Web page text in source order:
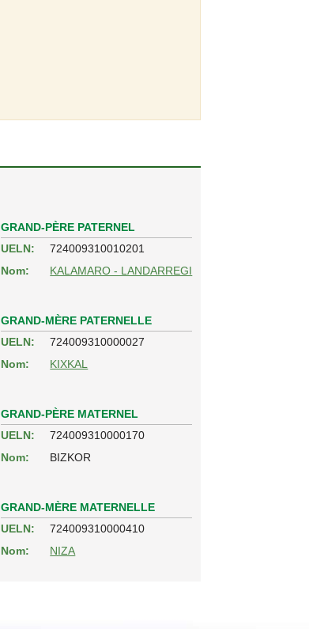
GRAND-PÈRE PATERNEL
UELN:
724009310010201
Nom:
KALAMARO - LANDARREGI
GRAND-MÈRE PATERNELLE
UELN:
724009310000027
Nom:
KIXKAL
GRAND-PÈRE MATERNEL
UELN:
724009310000170
Nom:
BIZKOR
GRAND-MÈRE MATERNELLE
UELN:
724009310000410
Nom:
NIZA